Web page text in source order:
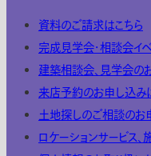
資料のご請求はこちら
完成見学会・相談会イ
建築相談会、見学会の
来店予約のお申し込み
土地探しのご相談のお
ロケーションサービス